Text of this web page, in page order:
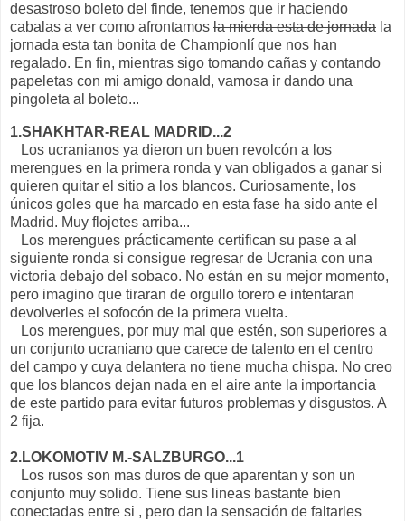
desastroso boleto del finde, tenemos que ir haciendo
cabalas a ver como afrontamos la mierda esta de jornada la
jornada esta tan bonita de Championlí que nos han
regalado. En fin, mientras sigo tomando cañas y contando
papeletas con mi amigo donald, vamosa ir dando una
pingoleta al boleto...
1.SHAKHTAR-REAL MADRID...2
Los ucranianos ya dieron un buen revolcón a los
merengues en la primera ronda y van obligados a ganar si
quieren quitar el sitio a los blancos. Curiosamente, los
únicos goles que ha marcado en esta fase ha sido ante el
Madrid. Muy flojetes arriba...
Los merengues prácticamente certifican su pase a al
siguiente ronda si consigue regresar de Ucrania con una
victoria debajo del sobaco. No están en su mejor momento,
pero imagino que tiraran de orgullo torero e intentaran
devolverles el sofocón de la primera vuelta.
Los merengues, por muy mal que estén, son superiores a
un conjunto ucraniano que carece de talento en el centro
del campo y cuya delantera no tiene mucha chispa. No creo
que los blancos dejan nada en el aire ante la importancia
de este partido para evitar futuros problemas y disgustos. A
2 fija.
2.LOKOMOTIV M.-SALZBURGO...1
Los rusos son mas duros de que aparentan y son un
conjunto muy solido. Tiene sus lineas bastante bien
conectadas entre si , pero dan la sensación de faltarles